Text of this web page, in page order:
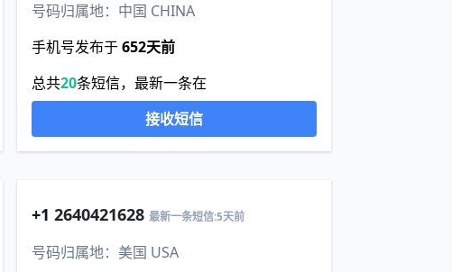
号码归属地：中国 CHINA
手机号发布于652天前
总共20条短信，最新一条在
接收短信
+1 2640421628 最新一条短信:5天前
号码归属地：美国 USA